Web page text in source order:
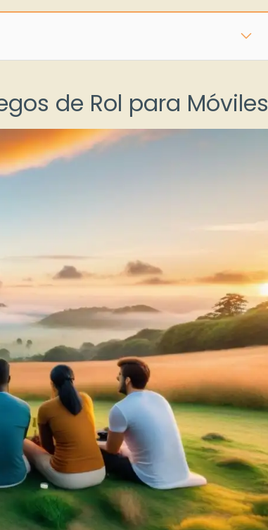
de Rol para Móviles